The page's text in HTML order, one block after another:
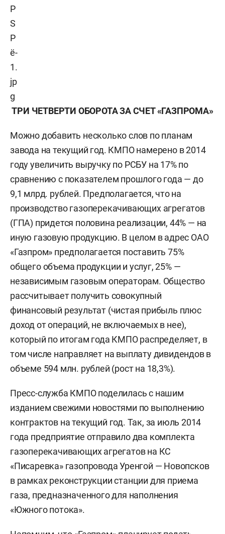
ТРИ ЧЕТВЕРТИ ОБОРОТА ЗА СЧЕТ «ГАЗПРОМА»
Можно добавить несколько слов по планам
завода на текущий год. КМПО намерено в 2014
году увеличить выручку по РСБУ на 17% по
сравнению с показателем прошлого года — до
9,1 млрд. рублей. Предполагается, что на
производство газоперекачивающих агрегатов
(ГПА) придется половина реализации, 44% — на
иную газовую продукцию. В целом в адрес ОАО
«Газпром» предполагается поставить 75%
общего объема продукции и услуг, 25% —
независимым газовым операторам. Общество
рассчитывает получить совокупный
финансовый результат (чистая прибыль плюс
доход от операций, не включаемых в нее),
который по итогам года КМПО распределяет, в
том числе направляет на выплату дивидендов в
объеме 594 млн. рублей (рост на 18,3%).
Пресс-служба КМПО поделилась с нашим
изданием свежими новостями по выполнению
контрактов на текущий год. Так, за июль 2014
года предприятие отправило два комплекта
газоперекачивающих агрегатов на КС
«Писаревка» газопровода Уренгой — Новопсков
в рамках реконструкции станции для приема
газа, предназначенного для наполнения
«Южного потока».